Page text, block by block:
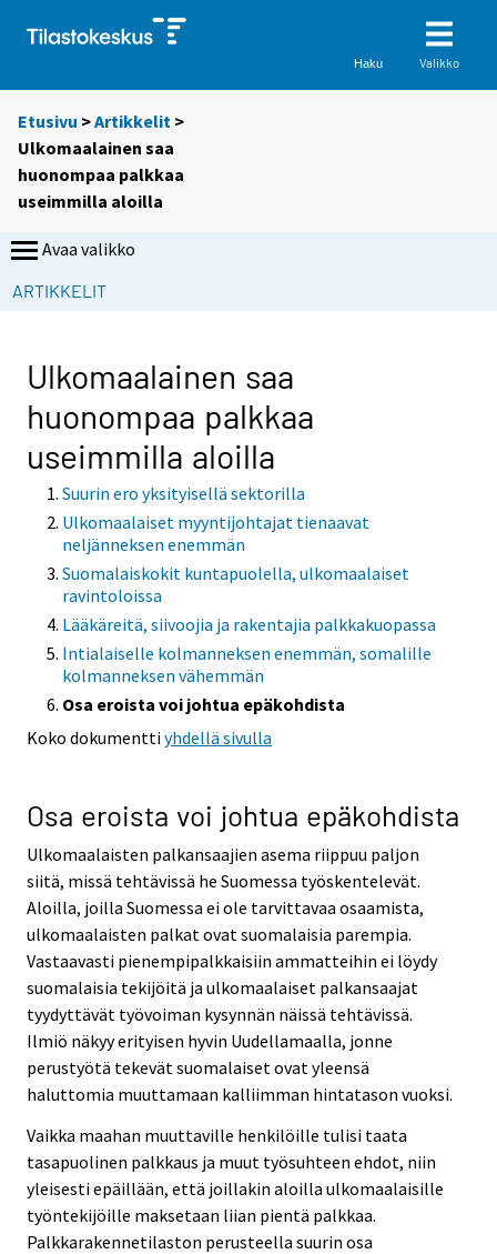
Haku Valikko
Etusivu >Artikkelit >
Ulkomaalainen saa
huonompaa palkkaa
useimmilla aloilla
Avaa valikko
ARTIKKELIT
Ulkomaalainen saa
huonompaa palkkaa
useimmilla aloilla
Suurin ero yksityisellä sektorilla
Ulkomaalaiset myyntijohtajat tienaavat
neljänneksen enemmän
Suomalaiskokit kuntapuolella, ulkomaalaiset
ravintoloissa
Lääkäreitä, siivoojia ja rakentajia palkkakuopassa
Intialaiselle kolmanneksen enemmän, somalille
kolmanneksen vähemmän
Osa eroista voi johtua epäkohdista
Koko dokumenttiyhdellä sivulla
Osa eroista voi johtua epäkohdista
Ulkomaalaisten palkansaajien asema riippuu paljon
siitä, missä tehtävissä he Suomessa työskentelevät.
Aloilla, joilla Suomessa ei ole tarvittavaa osaamista,
ulkomaalaisten palkat ovat suomalaisia parempia.
Vastaavasti pienempipalkkaisiin ammatteihin ei löydy
suomalaisia tekijöitä ja ulkomaalaiset palkansaajat
tyydyttävät työvoiman kysynnän näissä tehtävissä.
Ilmiö näkyy erityisen hyvin Uudellamaalla, jonne
perustyötä tekevät suomalaiset ovat yleensä
haluttomia muuttamaan kalliimman hintatason vuoksi.
Vaikka maahan muuttaville henkilöille tulisi taata
tasapuolinen palkkaus ja muut työsuhteen ehdot, niin
yleisesti epäillään, että joillakin aloilla ulkomaalaisille
työntekijöille maksetaan liian pientä palkkaa.
Palkkarakennetilaston perusteella suurin osa